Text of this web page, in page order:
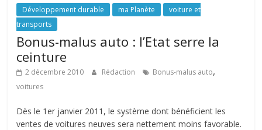
Développement durable ma Planète
voiture et
transports
Bonus-malus auto : l’Etat serre la
ceinture
2 décembre 2010 Rédaction Bonus-malus auto,
voitures
Dès le 1er janvier 2011, le système dont bénéficient les
ventes de voitures neuves sera nettement moins favorable.